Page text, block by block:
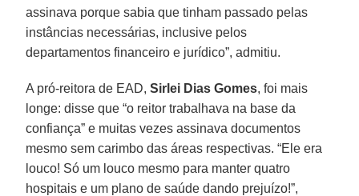
assinava porque sabia que tinham passado pelas
instâncias necessárias, inclusive pelos
departamentos financeiro e jurídico”, admitiu.
A pró-reitora de EAD,Sirlei Dias Gomes, foi mais
longe: disse que “o reitor trabalhava na base da
confiança” e muitas vezes assinava documentos
mesmo sem carimbo das áreas respectivas. “Ele era
louco! Só um louco mesmo para manter quatro
hospitais e um plano de saúde dando prejuízo!”,